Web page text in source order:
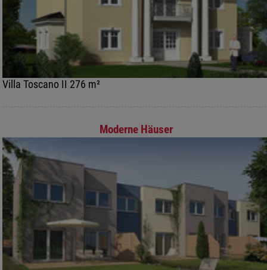
Villa Toscano II 276 m²
Moderne Häuser